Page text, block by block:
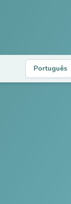
Português